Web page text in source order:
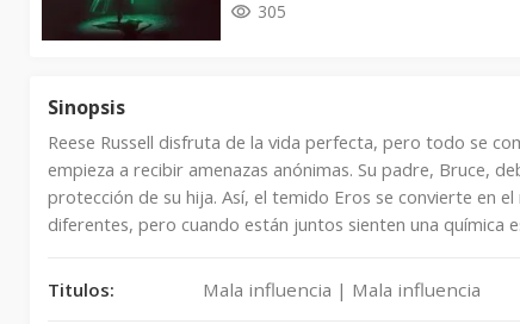
305
Sinopsis
Reese Russell disfruta de la vida perfecta, pero todo se
empieza a recibir amenazas anónimas. Su padre, Bruce,
protección de su hija. Así, el temido Eros se convierte en
diferentes, pero cuando están juntos sienten una química
Titulos: Mala influencia | Mala influencia